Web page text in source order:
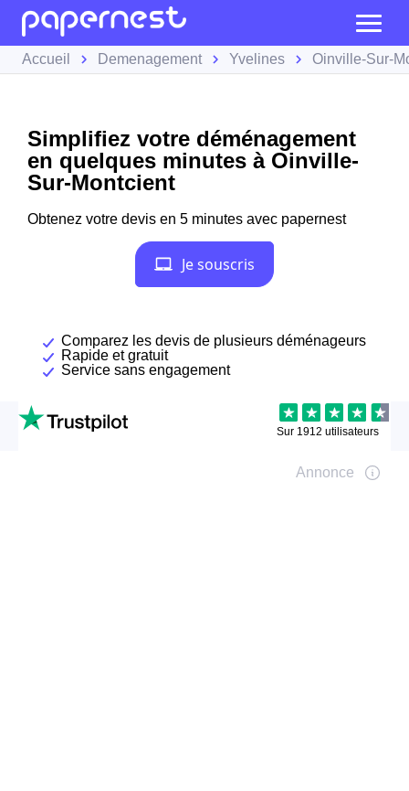
Accueil Demenagement Yvelines Oinville-Sur-